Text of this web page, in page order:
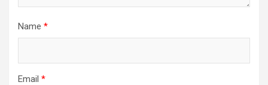
Name *
Email *